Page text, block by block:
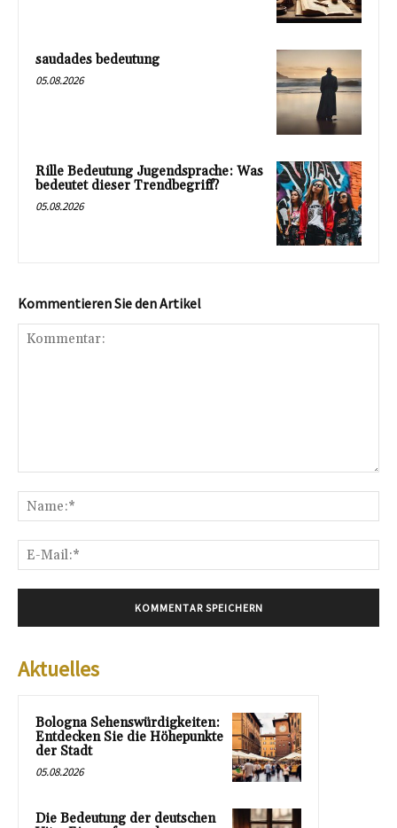
saudades bedeutung
05.08.2026
Rille Bedeutung Jugendsprache: Was
bedeutet dieser Trendbegriff?
05.08.2026
Kommentieren Sie den Artikel
Aktuelles
Bologna Sehenswürdigkeiten:
Entdecken Sie die Höhepunkte
der Stadt
05.08.2026
Die Bedeutung der deutschen